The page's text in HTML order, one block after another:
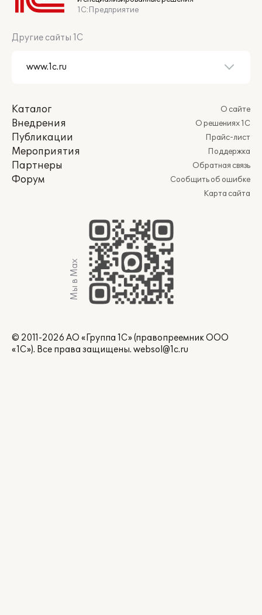
1С:Предприятие
Другие сайты 1С
Каталог
Внедрения
Публикации
Мероприятия
Партнеры
Форум
О сайте
О решениях 1С
Прайс-лист
Поддержка
Обратная связь
Сообщить об ошибке
Карта сайта
Мы в Max
© 2011-2026 АО «Группа 1С» (правопреемник ООО
«1С»). Все права защищены. websol@1c.ru